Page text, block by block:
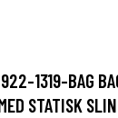
1319-BAG
STATISK